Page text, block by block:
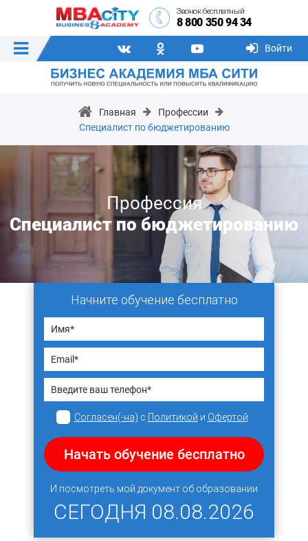
Звонок бесплатный
8 800 350 94 34
Войти
Главная
Профессии
Специалист по бюджетированию
Профессия
Специалист по бюджетированию
Начните обучение бесплатно
Согласен(-на) с Политикой и Офертой
Начать обучение бесплатно
И посмотреть мой документ об образовании
СЕГОДНЯ 08.08.2026